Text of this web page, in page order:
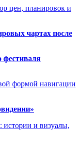
цен, планировок и
чартах после
фестиваля
формой навигации
истории и визуалы,